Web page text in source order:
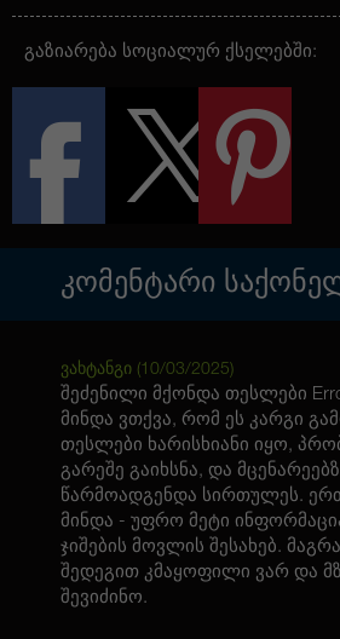
მცენარის სიმაღლე 100-დან 130 სმ-
რაც საშუალებას აძლევს მას
შიდა სივრცეში, ისე გარეთ.
გაღვივებიდან 70-80 დღეში, რაც
ამცირებს გროვინგის დროს და
ხარისხიან მოსავალს.
Auto Big Bud Feminised Silver —
მოსავლიანობით.
გაზიარება სოციალურ ქსელებში:
ᲙᲝᲛᲔᲜᲢᲐᲠᲘ
ვახტანგი (10/03/2025)
შეძენილი მქონდა თესლები
მინდა ვთქვა, რომ ეს კარგი
თესლები ხარისხიანი იყო,
გარეშე გაიხსნა, და
წარმოადგენდა სირთულეს.
მინდა - უფრო მეტი
ჯიშების მოვლის შესახებ.
შედეგით კმაყოფილი ვარ და
შევიძინო.